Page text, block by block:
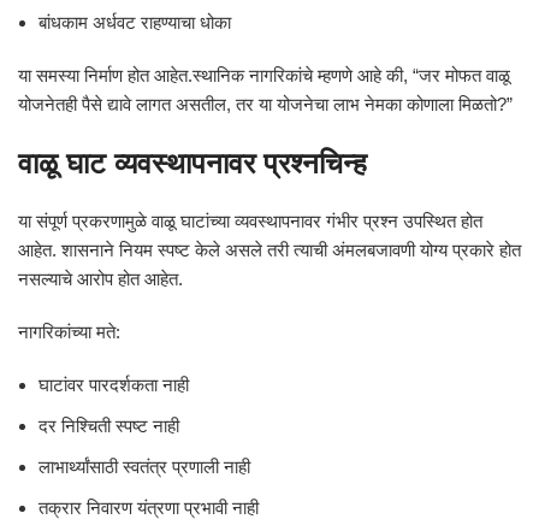
बांधकाम अर्धवट राहण्याचा धोका
या समस्या निर्माण होत आहेत.स्थानिक नागरिकांचे म्हणणे आहे की, “जर मोफत वाळू
योजनेतही पैसे द्यावे लागत असतील, तर या योजनेचा लाभ नेमका कोणाला मिळतो?”
वाळू घाट व्यवस्थापनावर प्रश्नचिन्ह
या संपूर्ण प्रकरणामुळे वाळू घाटांच्या व्यवस्थापनावर गंभीर प्रश्न उपस्थित होत
आहेत. शासनाने नियम स्पष्ट केले असले तरी त्याची अंमलबजावणी योग्य प्रकारे होत
नसल्याचे आरोप होत आहेत.
नागरिकांच्या मते:
घाटांवर पारदर्शकता नाही
दर निश्चिती स्पष्ट नाही
लाभार्थ्यांसाठी स्वतंत्र प्रणाली नाही
तक्रार निवारण यंत्रणा प्रभावी नाही